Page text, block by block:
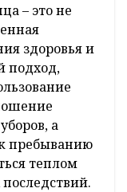
– это не
здоровья и
подход,
а
пребыванию
теплом